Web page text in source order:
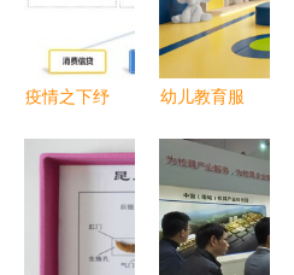
(包括心理
咨询
教育服务新
产品
疫情之下纾
信科技“复
助力企业经
幼儿教育服
值与实践路
径